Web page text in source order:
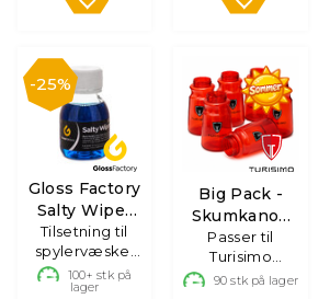
25%
Gloss Factory
Salty Wiper
Boost
Tilsetning til
spylervæske,
60ml
100+ stk på
lager
Big Pack -
Skumkanon
flasker
Passer til
Turisimo
skumkanon
90 stk på lager